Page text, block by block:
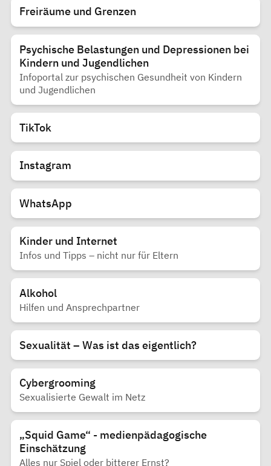
Freiräume und Grenzen
Psychische Belastungen und Depressionen bei
Kindern und Jugendlichen
Infoportal zur psychischen Gesundheit von Kindern
und Jugendlichen
TikTok
Instagram
WhatsApp
Kinder und Internet
Infos und Tipps – nicht nur für Eltern
Alkohol
Hilfen und Ansprechpartner
Sexualität – Was ist das eigentlich?
Cybergrooming
Sexualisierte Gewalt im Netz
„Squid Game“ - medienpädagogische
Einschätzung
Alles nur Spiel oder bitterer Ernst?